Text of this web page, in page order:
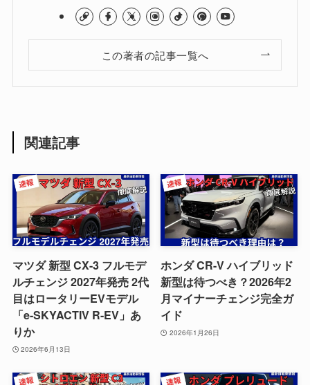
この著者の記事一覧へ
関連記事
マツダ 新型 CX-3 フルモデ
ルチェンジ 2027年発売 2代
目はロータリーEVモデル
「e-SKYACTIV R-EV」あ
りか
2026年6月13日
ホンダ CR-V ハイブリッド
新型は待つべき？2026年2
月マイナーチェンジ完全ガ
イド
2026年1月26日